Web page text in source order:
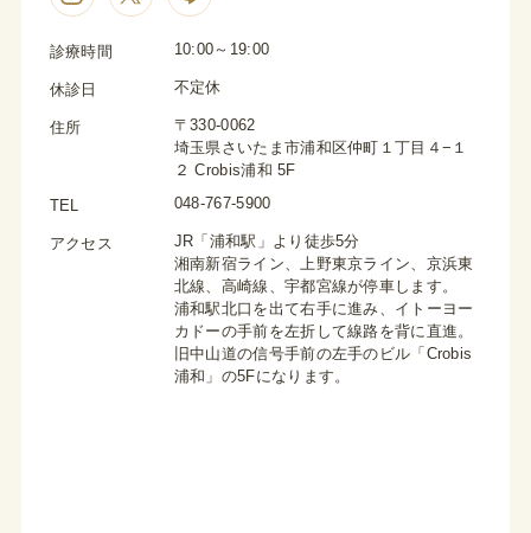
診療時間 10:00～19:00
休診日 不定休
住所
〒330-0062
埼玉県さいたま市浦和区仲町１丁目４−１
２ Crobis浦和 5F
TEL 048-767-5900
アクセス
JR「浦和駅」より徒歩5分
湘南新宿ライン、上野東京ライン、京浜東
北線、高崎線、宇都宮線が停車します。
浦和駅北口を出て右手に進み、イトーヨー
カドーの手前を左折して線路を背に直進。
旧中山道の信号手前の左手のビル「Crobis
浦和」の5Fになります。